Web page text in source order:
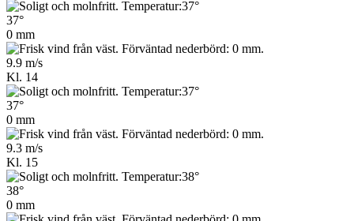
37°
0 mm
9.9 m/s
Kl. 14
37°
0 mm
9.3 m/s
Kl. 15
38°
0 mm